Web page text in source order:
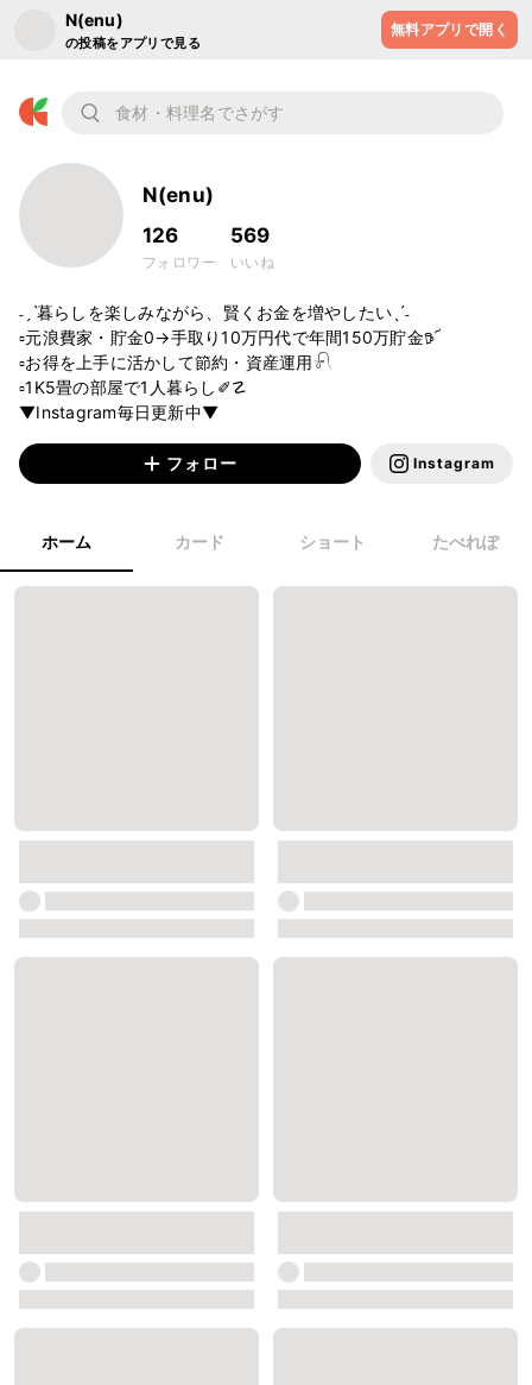
N(enu)
の投稿をアプリで見る
無料アプリで開く
N(enu)
126
フォロワー
569
いいね
˗ˏˋ暮らしを楽しみながら、賢くお金を増やしたいˎˊ˗
▫️元浪費家・貯金0→手取り10万円代で年間150万貯金𖠚՜
▫お得を上手に活かして節約・資産運用𓍯
▫️1K5畳の部屋で1人暮らし✐☡
▼Instagram毎日更新中▼
フォロー Instagram
ホーム カード ショート たべれぽ